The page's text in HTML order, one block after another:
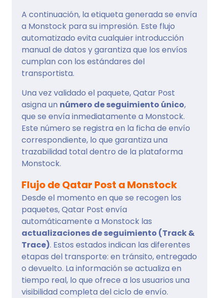
A continuación, la etiqueta generada se envía
a Monstock para su impresión. Este flujo
automatizado evita cualquier introducción
manual de datos y garantiza que los envíos
cumplan con los estándares del
transportista.
Una vez validado el paquete, Qatar Post
asigna un número de seguimiento único,
que se envía inmediatamente a Monstock.
Este número se registra en la ficha de envío
correspondiente, lo que garantiza una
trazabilidad total dentro de la plataforma
Monstock.
Flujo de Qatar Post a Monstock
Desde el momento en que se recogen los
paquetes, Qatar Post envía
automáticamente a Monstock las
actualizaciones de seguimiento (Track &
Trace). Estos estados indican las diferentes
etapas del transporte: en tránsito, entregado
o devuelto. La información se actualiza en
tiempo real, lo que ofrece a los usuarios una
visibilidad completa del ciclo de envío.